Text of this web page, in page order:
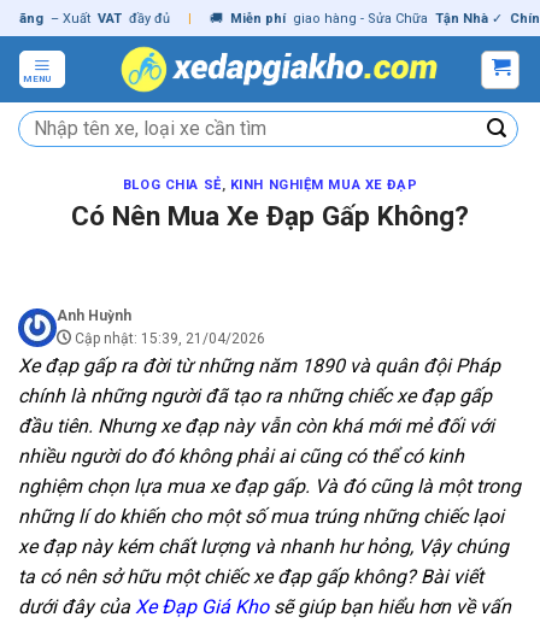
Skip
to
content
– Xuất VAT đầy đủ | 🚚 Miễn phí giao hàng - Sửa Chữa Tận Nhà ✓ Chính
MENU
Tìm
kiếm:
BLOG CHIA SẺ, KINH NGHIỆM MUA XE ĐẠP
Có Nên Mua Xe Đạp Gấp Không?
Anh Huỳnh
Cập nhật: 15:39, 21/04/2026
Xe đạp gấp ra đời từ những năm 1890 và quân đội Pháp
chính là những người đã tạo ra những chiếc xe đạp gấp
đầu tiên. Nhưng xe đạp này vẫn còn khá mới mẻ đối với
nhiều người do đó không phải ai cũng có thể có kinh
nghiệm chọn lựa mua xe đạp gấp. Và đó cũng là một trong
những lí do khiến cho một số mua trúng những chiếc lạoi
xe đạp này kém chất lượng và nhanh hư hỏng, Vậy chúng
ta có nên sở hữu một chiếc xe đạp gấp không? Bài viết
dưới đây của Xe Đạp Giá Khosẽ giúp bạn hiểu hơn về vấn